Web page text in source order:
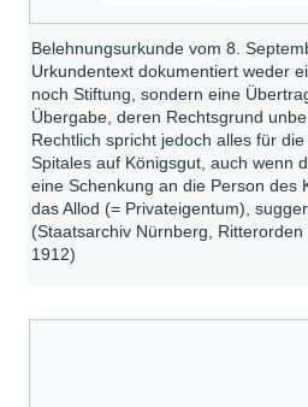
Belehnungsurkunde vom 8.
Urkundentext dokumentiert weder
noch Stiftung, sondern eine
Übergabe, deren Rechtsgrund
Rechtlich spricht jedoch alles für
Spitales auf Königsgut, auch wenn
eine Schenkung an die Person des
das Allod (= Privateigentum),
(Staatsarchiv Nürnberg, Ritterorden
1912)